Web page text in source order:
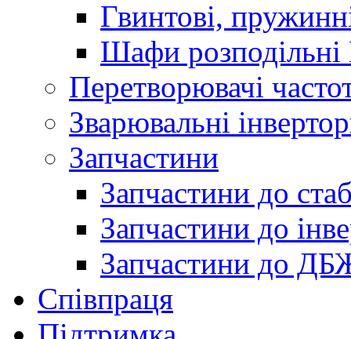
Гвинтові,
Шафи розподільні
Перетворювачі
Зварювальні
Запчастини
Запчастини до
Запчастини до
Запчастини до
Співпраця